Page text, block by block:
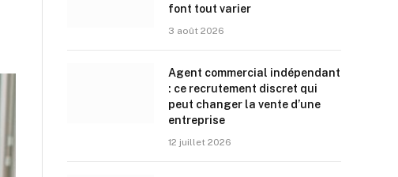
font tout varier
3 août 2026
Agent commercial indépendant
: ce recrutement discret qui
peut changer la vente d’une
entreprise
12 juillet 2026